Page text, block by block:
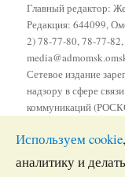
Главный редактор:
Редакция: 644099,
2) 78-77-80, 78-77-
Сетевое издание
надзору в сфере
коммуникаций
Эл № ФС77-78982 от
Распространяется
Политика
Используем cookie
аналитику и